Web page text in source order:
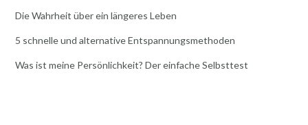
Die Wahrheit über ein längeres Leben
5 schnelle und alternative Entspannungsmethoden
Was ist meine Persönlichkeit? Der einfache Selbsttest